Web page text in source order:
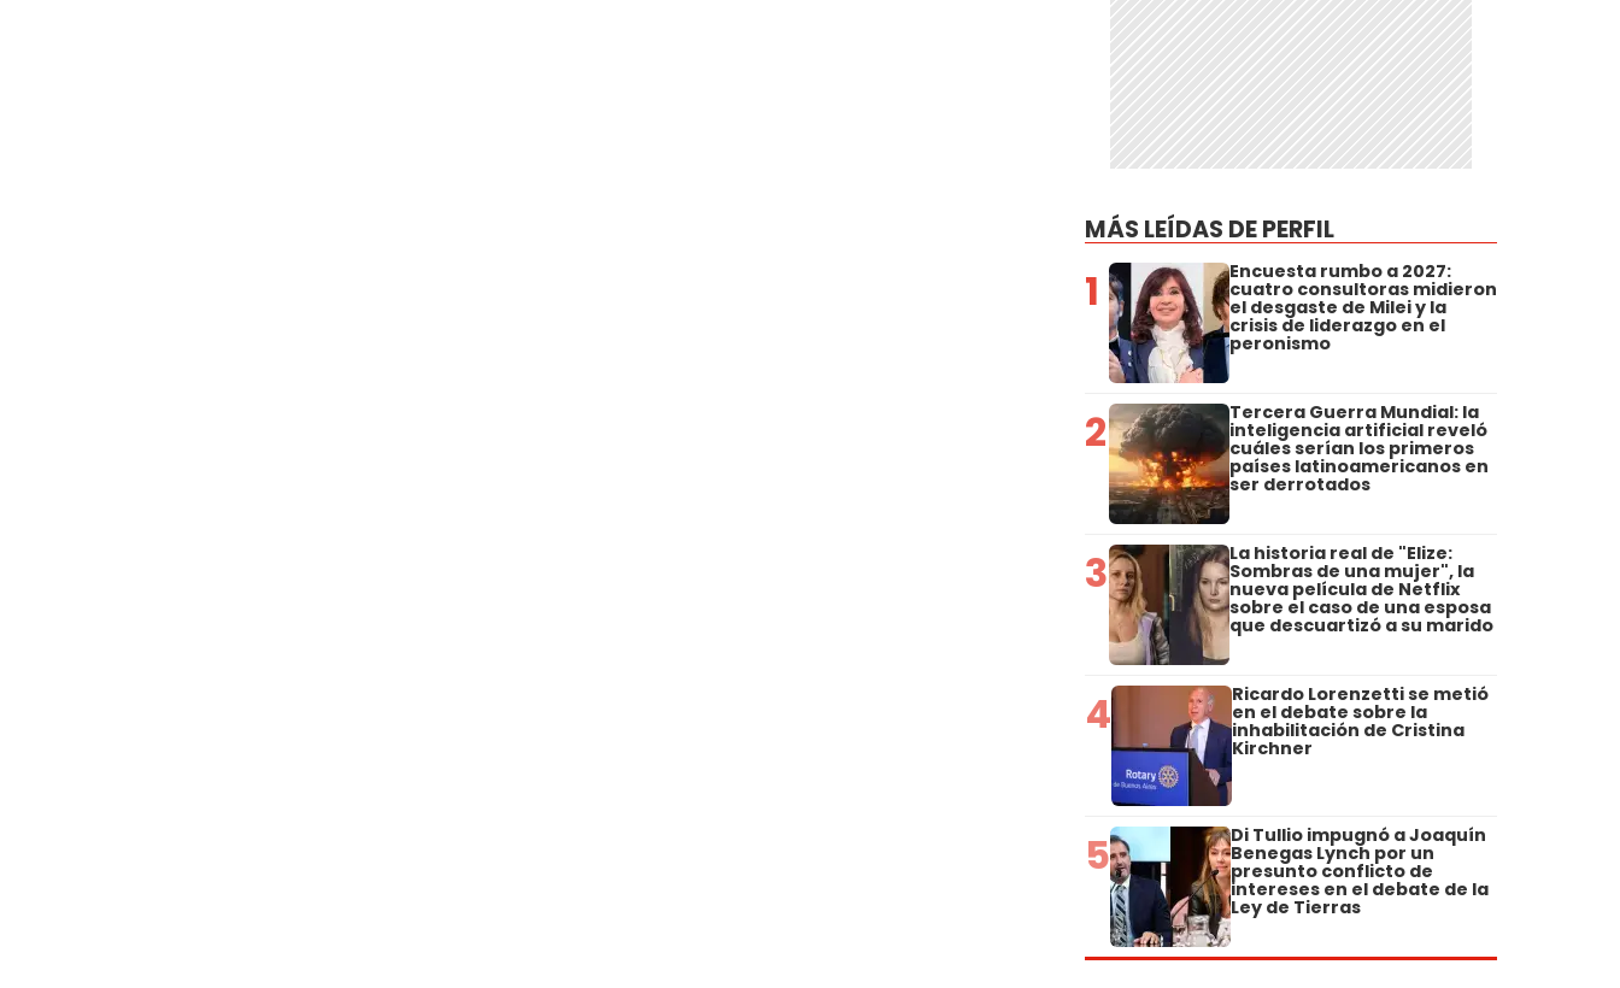
MÁS LEÍDAS DE PERFIL
1 Encuesta rumbo a 2027:
cuatro consultoras midieron
el desgaste de Milei y la
crisis de liderazgo en el
peronismo
2 Tercera Guerra Mundial: la
inteligencia artificial reveló
cuáles serían los primeros
países latinoamericanos en
ser derrotados
3 La historia real de "Elize:
Sombras de una mujer", la
nueva película de Netflix
sobre el caso de una esposa
que descuartizó a su marido
4 Ricardo Lorenzetti se metió
en el debate sobre la
inhabilitación de Cristina
Kirchner
5 Di Tullio impugnó a Joaquín
Benegas Lynch por un
presunto conflicto de
intereses en el debate de la
Ley de Tierras